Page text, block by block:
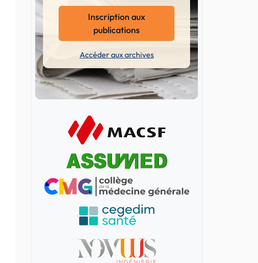
Inscription aux
publications
Accéder aux archives